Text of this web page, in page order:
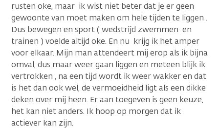
rusten oke, maar ik wist niet beter dat je er geen
gewoonte van moet maken om hele tijden te liggen .
Dus bewegen en sport ( wedstrijd zwemmen en
trainen ) voelde altijd oke. En nu krijg ik het amper
voor elkaar. Mijn man attendeert mij erop als ik bijna
omval, dus maar weer gaan liggen en meteen blijk ik
vertrokken , na een tijd wordt ik weer wakker en dat
is het dan ook wel, de vermoeidheid ligt als een dikke
deken over mij heen. Er aan toegeven is geen keuze,
het kan niet anders. Ik hoop op morgen dat ik
actiever kan zijn.